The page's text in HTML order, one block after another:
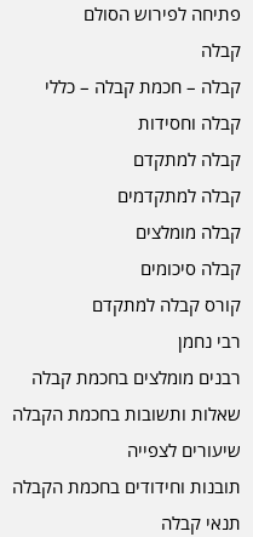
פתיחה לפירוש הסולם
קבלה
קבלה – חכמת קבלה – כללי
קבלה וחסידות
קבלה למתקדם
קבלה למתקדמים
קבלה מומלצים
קבלה סיכומים
קורס קבלה למתקדם
רבי נחמן
רבנים מומלצים בחכמת קבלה
שאלות ותשובות בחכמת הקבלה
שיעורים לצפייה
תובנות וחידודים בחכמת הקבלה
תנאי קבלה